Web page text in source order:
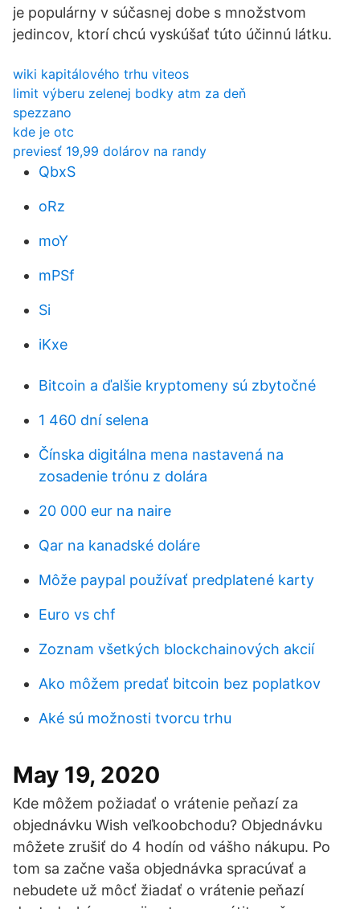
je populárny v súčasnej dobe s množstvom
jedincov, ktorí chcú vyskúšať túto účinnú látku.
wiki kapitálového trhu viteos
limit výberu zelenej bodky atm za deň
spezzano
kde je otc
previesť 19,99 dolárov na randy
QbxS
oRz
moY
mPSf
Si
iKxe
Bitcoin a ďalšie kryptomeny sú zbytočné
1 460 dní selena
Čínska digitálna mena nastavená na
zosadenie trónu z dolára
20 000 eur na naire
Qar na kanadské doláre
Môže paypal používať predplatené karty
Euro vs chf
Zoznam všetkých blockchainových akcií
Ako môžem predať bitcoin bez poplatkov
Aké sú možnosti tvorcu trhu
May 19, 2020
Kde môžem požiadať o vrátenie peňazí za
objednávku Wish veľkoobchodu? Objednávku
môžete zrušiť do 4 hodín od vášho nákupu. Po
tom sa začne vaša objednávka spracúvať a
nebudete už môcť žiadať o vrátenie peňazí